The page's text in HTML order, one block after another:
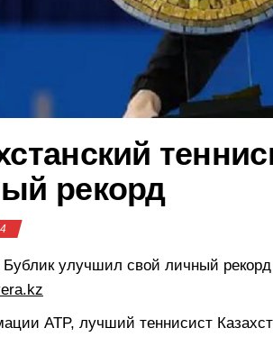
рекорд
улучшил свой личный
ATP, лучший теннисист